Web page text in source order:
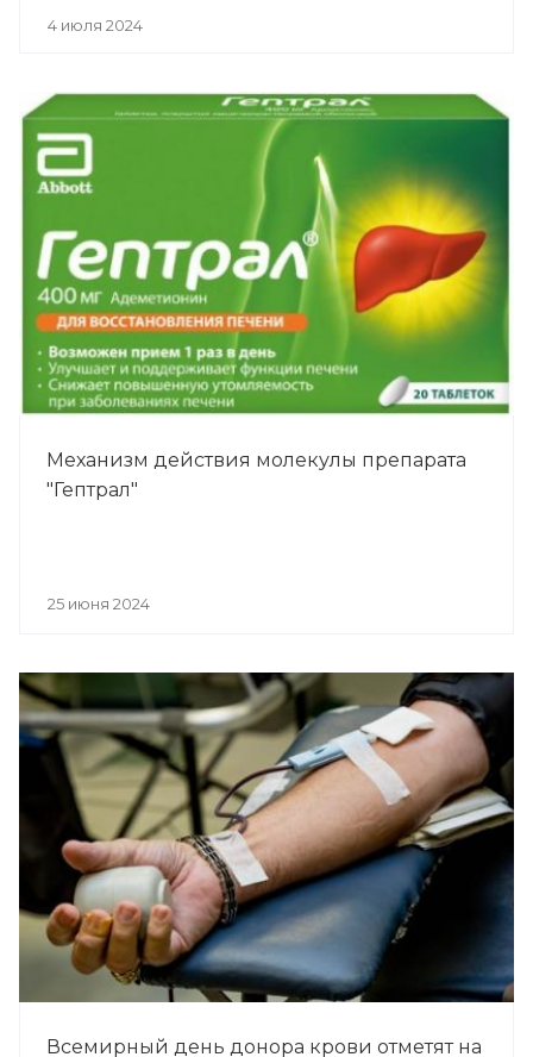
4 июля 2024
Механизм действия молекулы препарата
"Гептрал"
25 июня 2024
Всемирный день донора крови отметят на